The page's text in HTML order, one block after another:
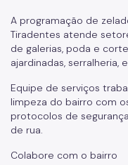
Notícias
A programação de
Tiradentes atende
de galerias, poda e
ajardinadas, serralheria,
Equipe de serviços
limpeza do bairro com
protocolos de
de rua.
Colabore com o bairro